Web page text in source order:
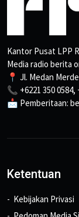
Kantor Pusat LPP
Media radio berita
📍 Jl. Medan
📞 +6221 350 0584,
📩 Pemberitaan:
Ketentuan
Kebijakan Privasi